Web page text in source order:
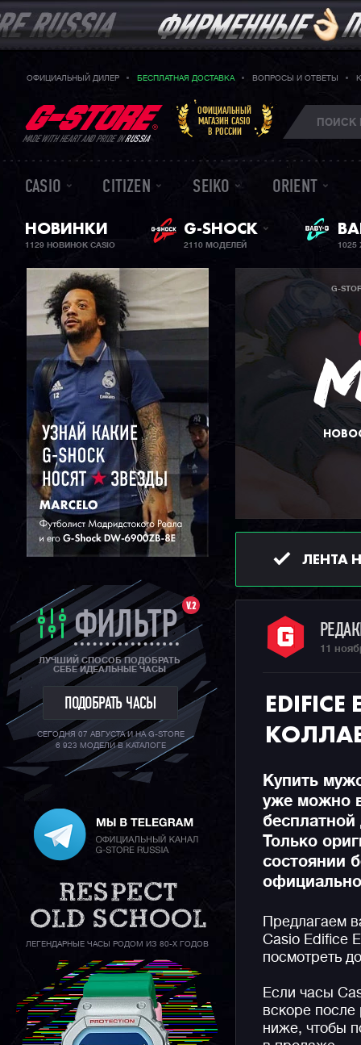
ОФИЦИАЛЬНЫЙ ДИЛЕР БЕСПЛАТНАЯ ДОСТАВКА ВОПРОСЫ И ОТВЕТЫ
MADE WITH HEART AND PRIDE INRUSSIA
ОФИЦИАЛЬНЫЙ
МАГАЗИН CASIO
В РОССИИ
CASIO CITIZEN SEIKO ORIENT
НОВИНКИ
1129 НОВИНОК CASIO
G-SHOCK
2110 МОДЕЛЕЙ
V.2
ФИЛЬТР
ЛУЧШИЙ СПОСОБ ПОДОБРАТЬ
СЕБЕ ИДЕАЛЬНЫЕ ЧАСЫ
ПОДОБРАТЬ ЧАСЫ
СЕГОДНЯ 07 АВГУСТА И НА G-STORE
6 923 МОДЕЛИ В КАТАЛОГЕ
ЛЕГЕНДАРНЫЕ ЧАСЫ РОДОМ ИЗ 80-Х ГОДОВ
G-
ЛЕНТА
11
Купить
уже можно
Только
состоянии
Предлагаем
Casio Edifice
посмотреть
Если часы
вскоре
ниже, чтобы